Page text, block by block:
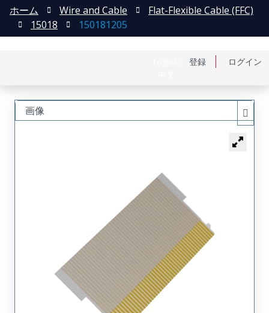
登録 ログイン
ホーム Wire and Cable
Flat-Flexible Cable (FFC)
15018
150181205
画像